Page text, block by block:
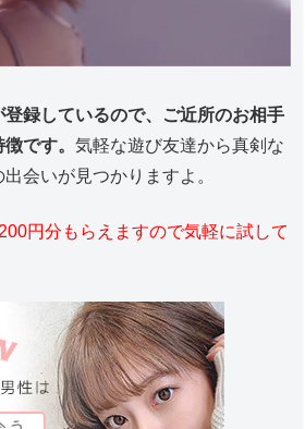
録しているので、ご近所のお相手
徴です。気軽な遊び友達から真剣な
会いが見つかりますよ。
円分もらえますので気軽に試して